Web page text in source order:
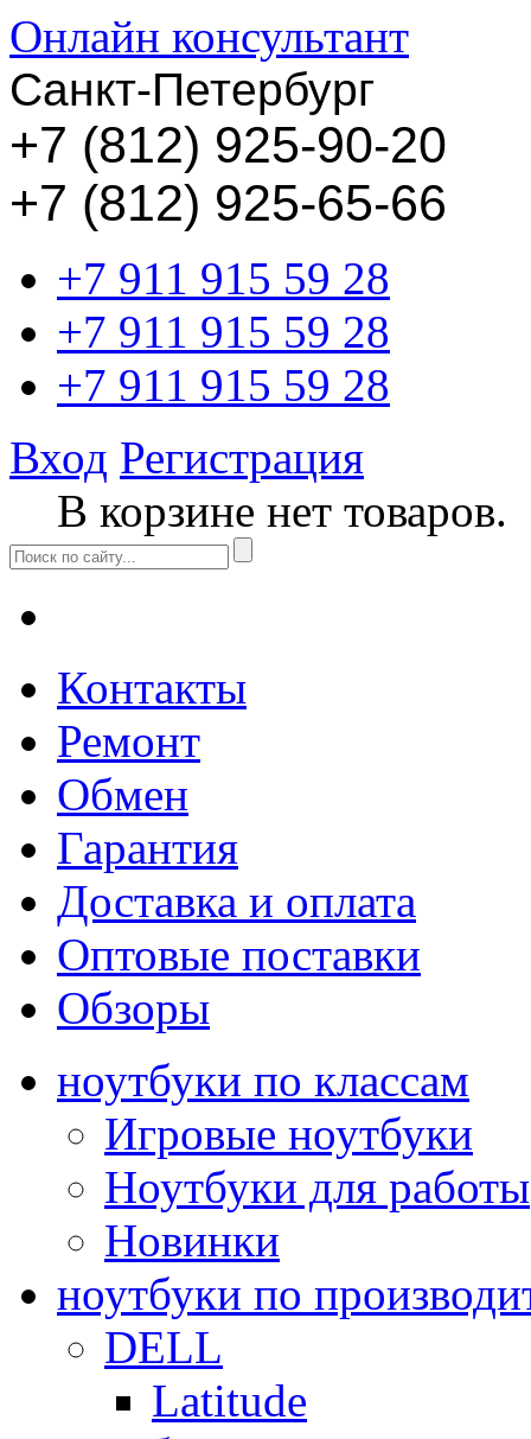
Онлайн консультант
Санкт-Петербург
+7 (812) 925-90-20
+7 (812) 925-65-66
+7 911 915 59 28
+7 911 915 59 28
+7 911 915 59 28
Вход Регистрация
В корзине нет товаров.
Контакты
Ремонт
Обмен
Гарантия
Доставка и оплата
Оптовые поставки
Обзоры
ноутбуки по классам
Игровые ноутбуки
Ноутбуки для работы
Новинки
ноутбуки по
DELL
Latitude